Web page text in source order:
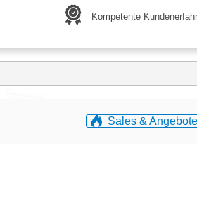
Kompetente
Sales & Angebote